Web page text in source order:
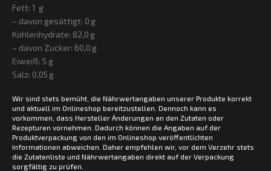
Fett: 1 g
– davon gesättigt: 0 g
Kohlenhydrate: 82,0 g
– davon Zucker: 60,0 g
Eiweiß: 5 g
Salz: 0,05 g
Wir sind stets bemüht, die Nährwertangaben unserer Produkte korrekt
und aktuell im Onlineshop bereitzustellen. Dennoch kann es
vorkommen, dass Hersteller Änderungen an den Zutaten oder
Rezepturen vornehmen. Dadurch können die Angaben auf der
Produktverpackung von den im Onlineshop veröffentlichten
Informationen abweichen. Daher empfehlen wir, vor dem Verzehr stets
die Zutatenliste und Nährwertangaben direkt auf der Verpackung
sorgfältig zu prüfen.